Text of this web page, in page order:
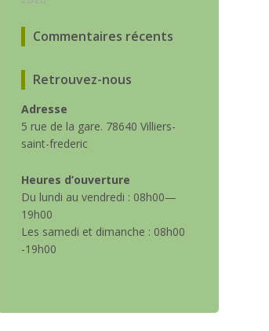
Commentaires récents
Retrouvez-nous
Adresse
5 rue de la gare. 78640 Villiers-
saint-frederic
Heures d’ouverture
Du lundi au vendredi : 08h00—
19h00
Les samedi et dimanche : 08h00
-19h00